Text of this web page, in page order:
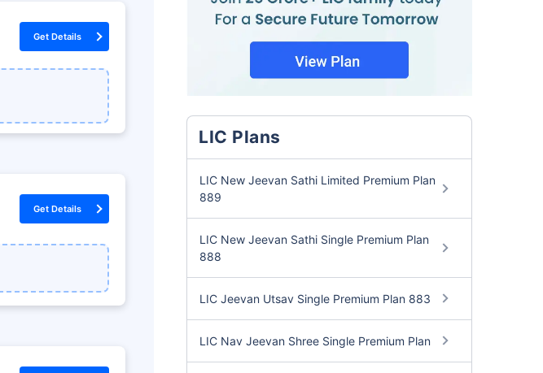
Get Details
Get Details
LIC Plans
LIC New Jeevan Sathi Limited Premium Plan
889
LIC New Jeevan Sathi Single Premium Plan
888
LIC Jeevan Utsav Single Premium Plan 883
LIC Nav Jeevan Shree Single Premium Plan